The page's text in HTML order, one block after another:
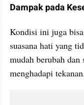
Dampak pada
Kondisi ini juga
suasana hati yang
mudah berubah dan
menghadapi tekanan.